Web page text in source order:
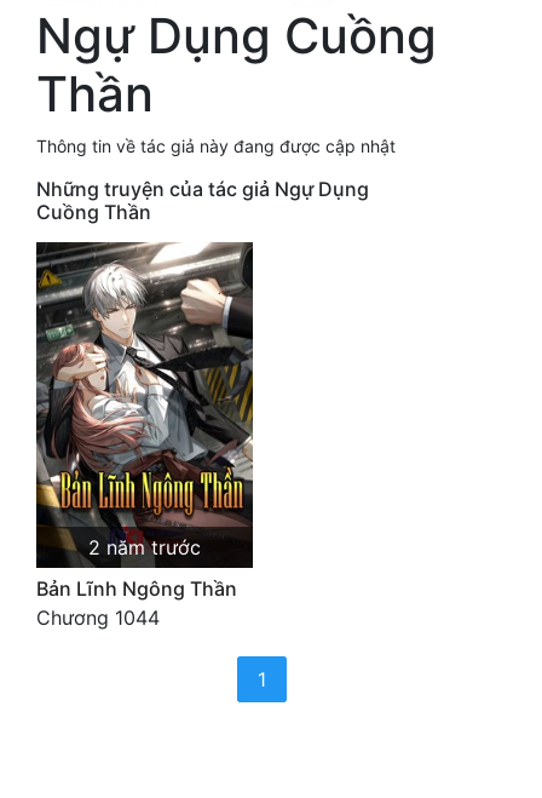
Truyện ngắn
Xa Lộ Dịch
Cung Đấu
Cổ Tiên Hiệp
Cổ Đại
Du Hí
Dã Sử
Dị Giới
Dị Năng
Gia Đấu
Góc Nhìn Nam
Ngự Dụng Cuồng
Thần
Thông tin về tác giả này đang được cập nhật
Những truyện của tác giả Ngự Dụng
Cuồng Thần
2 năm trước
Bản Lĩnh Ngông Thần
Chương 1044
1
(current)